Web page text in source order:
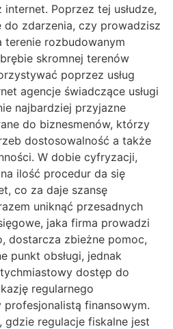
Poprzez tej usłudze,
do zdarzenia, czy prowadzisz
terenie rozbudowanym
skromnej terenów
poprzez usług
agencje świadczące usługi
najbardziej przyjazne
do biznesmenów, którzy
dostosowalność a także
W dobie cyfryzacji,
ilość procedur da się
co za daje szansę
uniknąć przesadnych
jaka firma prowadzi
dostarcza zbieżne pomoc,
punkt obsługi, jednak
dostęp do
regularnego
finansowym.
gdzie regulacje fiskalne jest